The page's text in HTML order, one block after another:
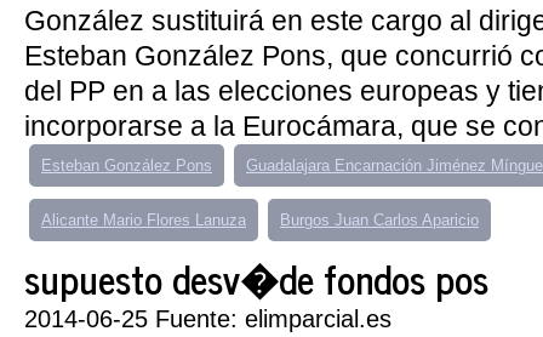
González sustituirá en este cargo al
Esteban González Pons, que concurrió
del PP en a las elecciones europeas y
incorporarse a la Eurocámara, que se
Esteban González Pons Guadalajara Encarnación Jiménez
Alicante Mario Flores Lanuza Burgos Juan Carlos Aparicio
supuesto desv�de fondos pos
2014-06-25 Fuente: elimparcial.es